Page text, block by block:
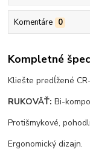
Komentáre 0
Kompletné
Kliešte predĺžené
RUKOVÄŤ: Bi-
Protišmykové,
Ergonomický dizajn.